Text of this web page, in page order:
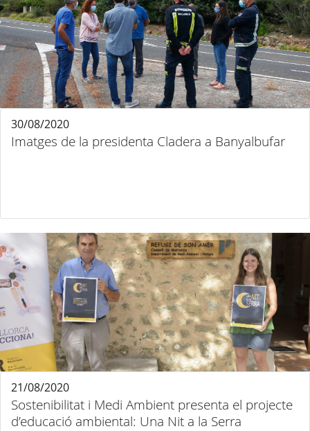
Imatges de la presidenta Cladera a Banyalbufar
30/08/2020
Sostenibilitat i Medi Ambient presenta el projecte
d’educació ambiental: Una Nit a la Serra
21/08/2020